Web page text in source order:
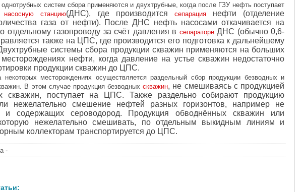
систем сбора применяются и двухтрубные, когда после ГЗУ нефть поступает
насосную станцию(ДНС), где производится сепарация
нефти (отделение
газа от нефти). После ДНС нефть насосами откачивается на
отдельному газопроводу за счёт давления в сепараторе ДНС (обычно 0,6-
также на ЦПС, где производится его подготовка к дальнейшему
системы сбора продукции скважин применяются на больших
нефти, когда давление на устье скважин недостаточно
продукции скважин до ЦПС.
некоторых месторождениях осуществляется раздельный сбор продукции безводных и
В этом случае продукция безводных скважин, не смешиваясь с продукцией
скважин, поступает на ЦПС. Также раздельно собирают продукцию
нежелательно смешение нефтей разных горизонтов, например не
и содержащих сероводород. Продукция обводнённых скважин или
нежелательно смешивать, по отдельным выкидным линиям и
коллекторам транспортируется до ЦПС.
-